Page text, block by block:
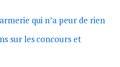
qui n’a peur de rien
sur les concours et